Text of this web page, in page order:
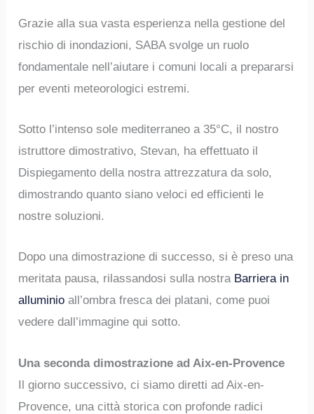
Grazie alla sua vasta esperienza nella gestione del
rischio di inondazioni, SABA svolge un ruolo
fondamentale nell’aiutare i comuni locali a prepararsi
per eventi meteorologici estremi.
Sotto l’intenso sole mediterraneo a 35°C, il nostro
istruttore dimostrativo, Stevan, ha effettuato il
Dispiegamento della nostra attrezzatura da solo,
dimostrando quanto siano veloci ed efficienti le
nostre soluzioni.
Dopo una dimostrazione di successo, si è preso una
meritata pausa, rilassandosi sulla nostra Barriera in
alluminio all’ombra fresca dei platani, come puoi
vedere dall’immagine qui sotto.
Una seconda dimostrazione ad Aix-en-Provence
Il giorno successivo, ci siamo diretti ad Aix-en-
Provence, una città storica con profonde radici